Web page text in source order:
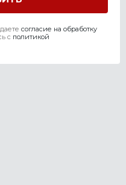
согласие на обработку
c политикой